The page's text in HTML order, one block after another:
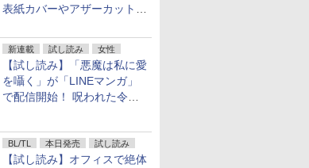
表紙カバーやアザーカットを
新連載 試し読み 女性
【試し読み】「悪魔は私に愛
を囁く」が「LINEマンガ」
で配信開始！ 呪われた令嬢×
BL/TL 本日発売 試し読み
【試し読み】オフィスで絶体